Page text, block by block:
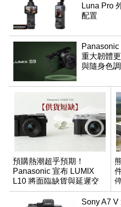
Luna Pro
配置
Panasonic
重大韌體
與隨身色
預購熱潮超乎預期！
Panasonic 宣布 LUMIX
L10 將面臨缺貨與延遲交
貨時間
Sony A7 V